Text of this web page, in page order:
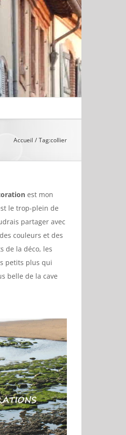
Accueil Tag:collier
est mon
le trop-plein de
partager avec
couleurs et des
de la déco, les
petits plus qui
belle de la cave